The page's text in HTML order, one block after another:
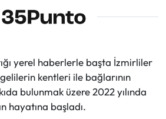
yerel haberlerle başta İzmirliler
kentleri ile bağlarının
bulunmak üzere 2022 yılında
hayatına başladı.